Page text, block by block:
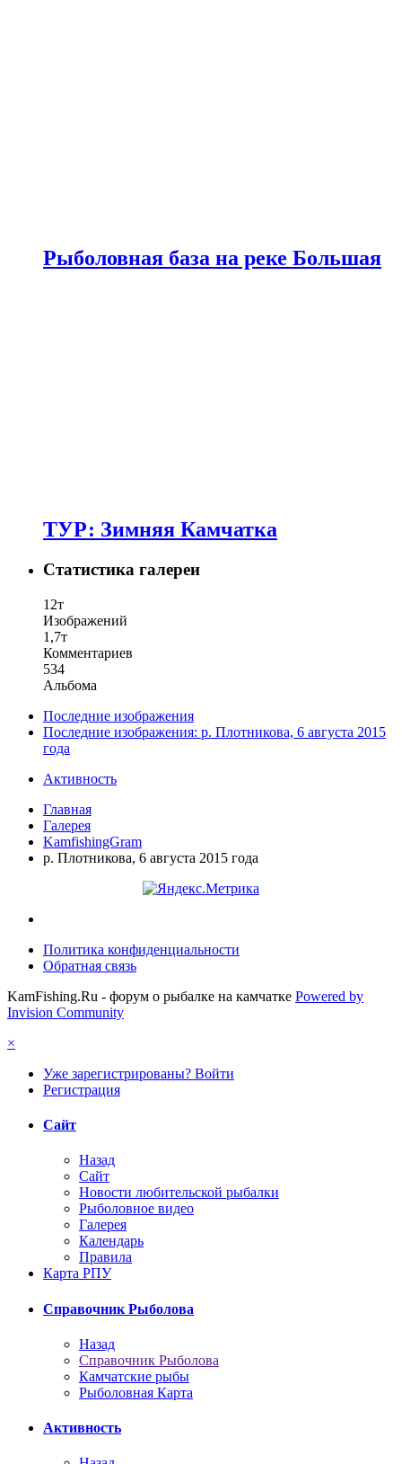
Рыболовная база на реке Большая
ТУР: Зимняя Камчатка
Статистика галереи
12т
Изображений
1,7т
Комментариев
534
Альбома
Последние изображения
Последние изображения: р. Плотникова, 6 августа 2015
года
Активность
Главная
Галерея
KamfishingGram
р. Плотникова, 6 августа 2015 года
Политика конфиденциальности
Обратная связь
KamFishing.Ru - форум о рыбалке на камчатке Powered by
Invision Community
×
Уже зарегистрированы? Войти
Регистрация
Сайт
Назад
Сайт
Новости любительской рыбалки
Рыболовное видео
Галерея
Календарь
Правила
Карта РПУ
Справочник Рыболова
Назад
Справочник Рыболова
Камчатские рыбы
Рыболовная Карта
Активность